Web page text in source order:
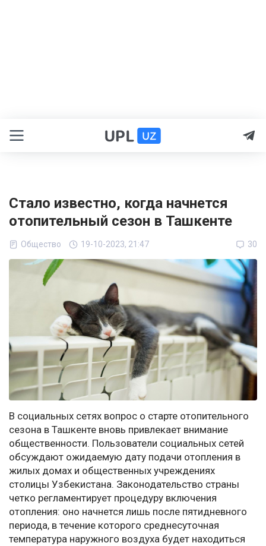
Стало известно, когда начнется
отопительный сезон в Ташкенте
Общество 19-10-2023, 21:47 30
В социальных сетях вопрос о старте отопительного
сезона в Ташкенте вновь привлекает внимание
общественности. Пользователи социальных сетей
обсуждают ожидаемую дату подачи отопления в
жилых домах и общественных учреждениях
столицы Узбекистана. Законодательство страны
четко регламентирует процедуру включения
отопления: оно начнется лишь после пятидневного
периода, в течение которого среднесуточная
температура наружного воздуха будет находиться